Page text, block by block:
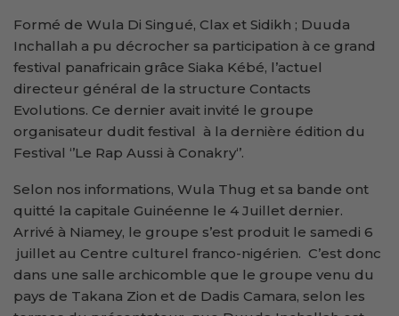
Formé de Wula Di Singué, Clax et Sidikh ; Duuda
Inchallah a pu décrocher sa participation à ce grand
festival panafricain grâce Siaka Kébé, l’actuel
directeur général de la structure Contacts
Evolutions. Ce dernier avait invité le groupe
organisateur dudit festival à la dernière édition du
Festival ‘’Le Rap Aussi à Conakry‘’.
Selon nos informations, Wula Thug et sa bande ont
quitté la capitale Guinéenne le 4 Juillet dernier.
Arrivé à Niamey, le groupe s’est produit le samedi 6
juillet au Centre culturel franco-nigérien. C’est donc
dans une salle archicomble que le groupe venu du
pays de Takana Zion et de Dadis Camara, selon les